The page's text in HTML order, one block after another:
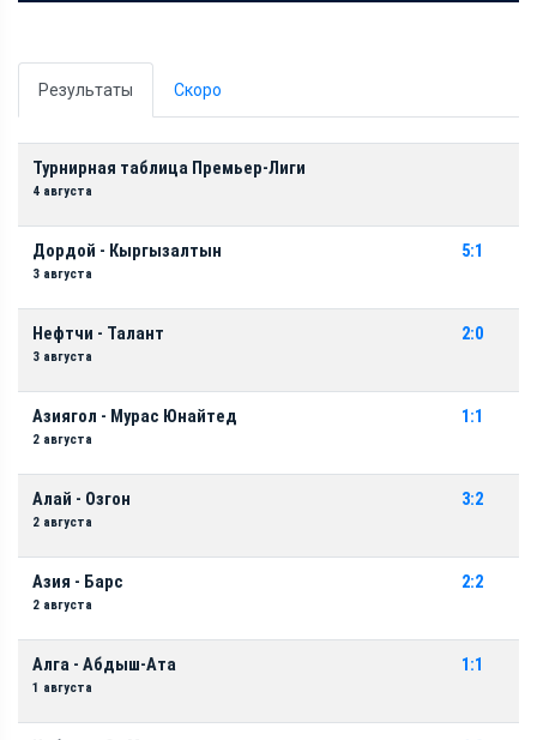
Результаты Скоро
Турнирная таблица Премьер-Лиги
4 августа
Дордой - Кыргызалтын
3 августа
5:1
Нефтчи - Талант
3 августа
2:0
Азиягол - Мурас Юнайтед
2 августа
1:1
Алай - Озгон
2 августа
3:2
Азия - Барс
2 августа
2:2
Алга - Абдыш-Ата
1 августа
1:1